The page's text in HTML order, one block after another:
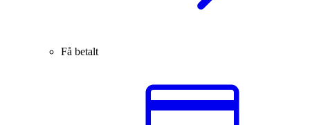
Få betalt